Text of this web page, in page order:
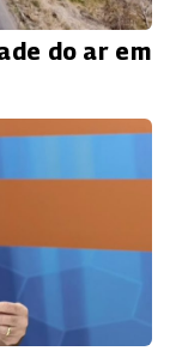
do ar em